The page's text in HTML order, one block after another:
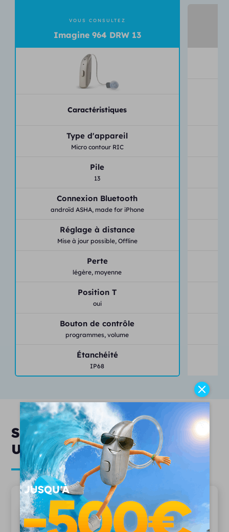
VOUS CONSULTEZ
Imagine 964 DRW 13
Caractéristiques
Type d'appareil
Micro contour RIC
Pile
13
Connexion Bluetooth
androïd ASHA, made for iPhone
Réglage à distance
Mise à jour possible, Offline
Perte
légère, moyenne
Position T
oui
Bouton de contrôle
programmes, volume
Étanchéité
IP68
Services & engagements
Unisson
20 ans d'expertise
Depuis 2006, plus 15 000 patients nous